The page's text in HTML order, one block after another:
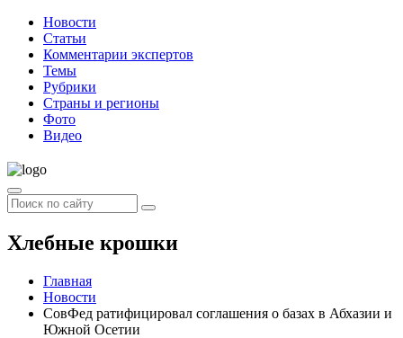
Новости
Статьи
Комментарии экспертов
Темы
Рубрики
Страны и регионы
Фото
Видео
Хлебные крошки
Главная
Новости
СовФед ратифицировал соглашения о базах в Абхазии и
Южной Осетии